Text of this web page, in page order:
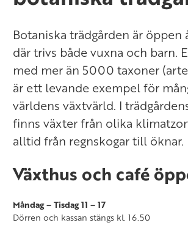
Botaniska trädgården är
där trivs både vuxna och barn.
med mer än 5000 taxoner
är ett levande exempel för
världens växtvärld. I
finns växter från olika
alltid från regnskogar till öknar.
Växthus och café
Måndag – Tisdag11 – 17
Dörren och kassan stängs kl. 16.50